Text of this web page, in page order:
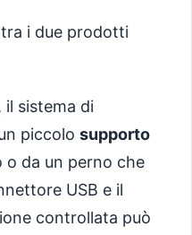
i due prodotti
il sistema di
piccolo supporto
o da un perno che
USB e il
controllata può